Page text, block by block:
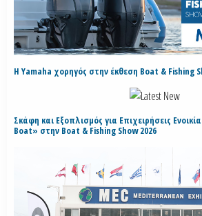
H Yamaha χορηγός στην έκθεση Boat & Fishing
Σκάφη και Εξοπλισμός για Επιχειρήσεις
Boat» στην Boat & Fishing Show 2026